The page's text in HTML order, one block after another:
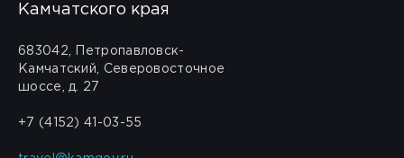
Камчатского края
683042, Петропавловск-
Камчатский, Северовосточное
шоссе, д. 27
+7 (4152) 41-03-55